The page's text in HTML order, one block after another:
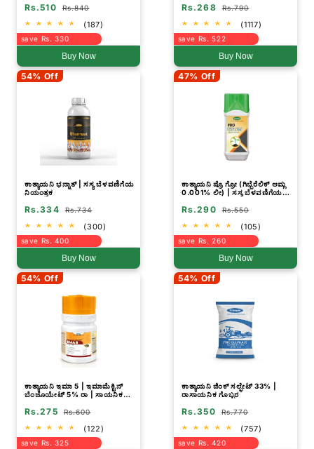
Rs.510 Rs.840
(187)
save Rs. 330
Buy Now
Rs.268 Rs.790
(1117)
save Rs. 522
Buy Now
54% Off
ಕಾತ್ಯಾಯನಿ ಭನ್ನಾತ್ | ಸಸ್ಯ ಬೆಳವಣಿಗೆಯ
ನಿಯಂತ್ರಕ
Rs.334 Rs.734
(300)
save Rs. 400
Buy Now
47% Off
ಕಾತ್ಯಾಯನಿ ಪ್ರೊ ಗ್ರೋ (ಗಿಬ್ಬೆರೆಲಿಕ್ ಆಮ್ಲ
0.001% ಲೀ) | ಸಸ್ಯ ಬೆಳವಣಿಗೆಯ
Rs.290 Rs.550
(105)
save Rs. 260
Buy Now
54% Off
ಕಾತ್ಯಾಯನಿ ಇಮಾ 5 | ಇಮಾಮೆಕ್ಟಿನ್
ಬೆಂಜೊಯೇಟ್ 5% ರಾ | ಸಾಯನಿಕ
Rs.275 Rs.600
(122)
save Rs. 325
54% Off
ಕಾತ್ಯಾಯನಿ ಜಿಂಕ್ ಸಲ್ಫೇಟ್ 33% |
ರಾಸಾಯನಿಕ ಗೊಬ್ಬರ
Rs.350 Rs.770
(757)
save Rs. 420